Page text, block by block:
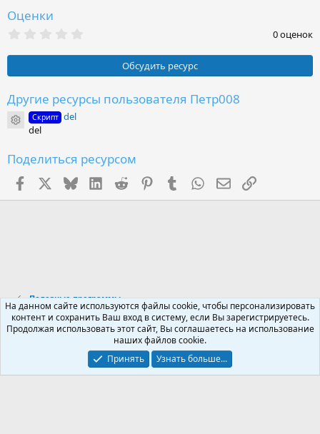
Оценки
0
з
ё
з
0 оценок
Обсудить ресурс
Другие ресурсы пользователя Петр008
Иконка ресурса
Скрипт del
del
Поделиться ресурсом
FacebookX (Twitter)
BlueskyLinkedInReddit PinterestTumblr WhatsApp
Электронная
Ссылка
Полезные программы
Russian (RU)
Условия и правила
Политика конфиденциальности
Помощь
На данном сайте используются файлы cookie, чтобы персонализировать
контент и сохранить Ваш вход в систему, если Вы зарегистрируетесь.
Продолжая использовать этот сайт, Вы соглашаетесь на использование
наших файлов cookie.
Принять
Узнать больше...